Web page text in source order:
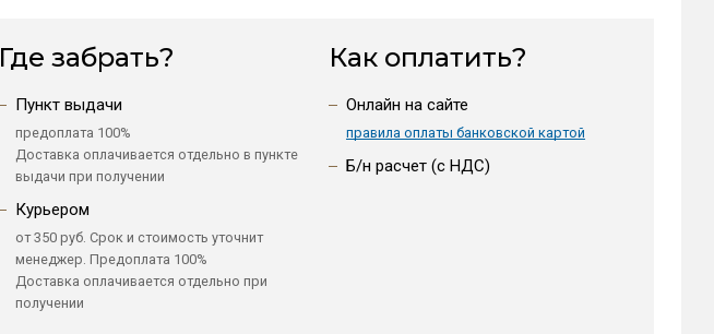
Где забрать?
Пункт выдачи
предоплата 100%
Доставка оплачивается отдельно в пункте
выдачи при получении
Курьером
от 350 руб. Срок и стоимость уточнит
менеджер. Предоплата 100%
Доставка оплачивается отдельно при
получении
Как оплатить?
Онлайн на сайте
правила оплаты банковской картой
Б/н расчет (c НДС)